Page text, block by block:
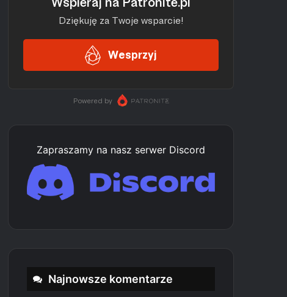
Zapraszamy na nasz serwer Discord
Najnowsze komentarze